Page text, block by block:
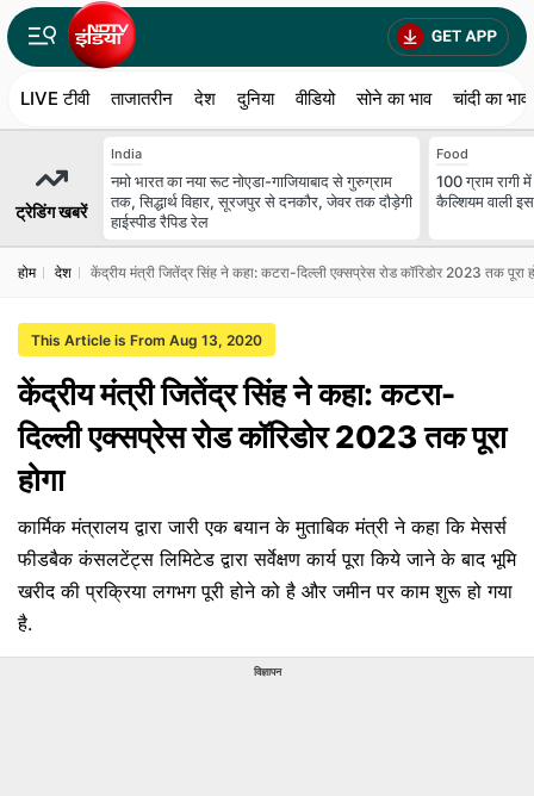
LIVE टीवी ताजातरीन देश दुनिया वीडियो सोने का भाव चांदी का भाव
ट्रेडिंग खबरें
India
नमो भारत का नया रूट नोएडा-गाजियाबाद से गुरुग्राम
तक, सिद्धार्थ विहार, सूरजपुर से दनकौर, जेवर तक दौड़ेगी
हाईस्पीड रैपिड रेल
Food
100 ग्राम रागी
कैल्शियम वाली
होम देश केंद्रीय मंत्री जितेंद्र सिंह ने कहा: कटरा-दिल्ली एक्सप्रेस रोड कॉरिडोर 2023 तक पूरा
This Article is From Aug 13, 2020
केंद्रीय मंत्री जितेंद्र सिंह ने कहा: कटरा-
दिल्ली एक्सप्रेस रोड कॉरिडोर 2023 तक पूरा
होगा
कार्मिक मंत्रालय द्वारा जारी एक बयान के मुताबिक मंत्री ने कहा कि मेसर्स
फीडबैक कंसलटेंट्स लिमिटेड द्वारा सर्वेक्षण कार्य पूरा किये जाने के बाद भूमि
खरीद की प्रक्रिया लगभग पूरी होने को है और जमीन पर काम शुरू हो गया
है.
विज्ञापन